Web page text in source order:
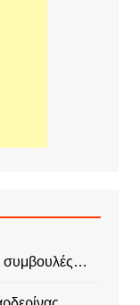
συμβουλές…